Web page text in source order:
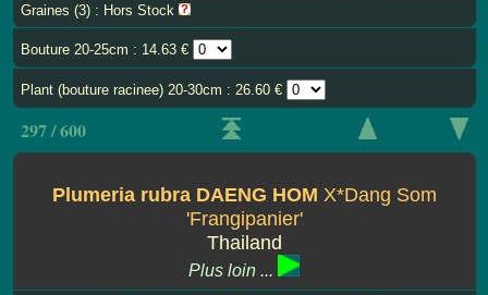
Graines (3) : Hors Stock
Bouture 20-25cm : 14.63 €
Plant (bouture racinee) 20-30cm : 26.60 €
297 / 600
Plumeria rubra DAENG HOM X*Dang Som
'Frangipanier'
Thailand
Plus loin ...